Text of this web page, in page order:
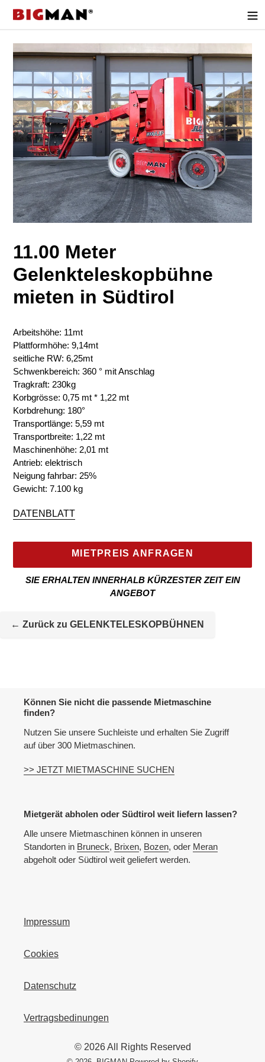
zum
11.00 Meter
Gelenkteleskopbühne
mieten in Südtirol
Arbeitshöhe: 11mt
Plattformhöhe: 9,14mt
seitliche RW: 6,25mt
Schwenkbereich: 360 ° mit Anschlag
Tragkraft: 230kg
Korbgrösse: 0,75 mt * 1,22 mt
Korbdrehung: 180°
Transportlänge: 5,59 mt
Transportbreite: 1,22 mt
Maschinenhöhe: 2,01 mt
Antrieb: elektrisch
Neigung fahrbar: 25%
Gewicht: 7.100 kg
DATENBLATT
MIETPREIS ANFRAGEN
SIE ERHALTEN INNERHALB KÜRZESTER ZEIT EIN
ANGEBOT
wird
← Zurück zu GELENKTELESKOPBÜHNEN
Können Sie nicht die passende Mietmaschine
finden?
Nutzen Sie unsere Suchleiste und erhalten Sie Zugriff
auf über 300 Mietmaschinen.
>> JETZT MIETMASCHINE SUCHEN
Mietgerät abholen oder Südtirol weit liefern lassen?
Alle unsere Mietmaschinen können in unseren
Standorten in Bruneck, Brixen, Bozen, oder Meran
abgeholt oder Südtirol weit geliefert werden.
Impressum
Cookies
Datenschutz
Vertragsbedinungen
© 2026 All Rights Reserved